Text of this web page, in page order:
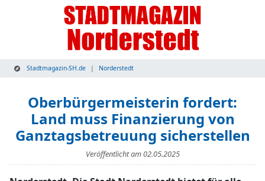
Stadtmagazin-SH.de Norderstedt
Oberbürgermeisterin fordert:
Land muss Finanzierung von
Ganztagsbetreuung sicherstellen
Veröffentlicht am02.05.2025